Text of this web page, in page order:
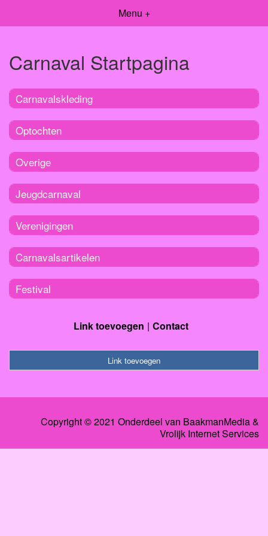
Menu +
Carnaval Startpagina
Carnavalskleding
Optochten
Overige
Jeugdcarnaval
Verenigingen
Carnavalsartikelen
Festival
Link toevoegen Contact
Link toevoegen
Copyright © 2021 Onderdeel van BaakmanMedia&
Vrolijk Internet Services